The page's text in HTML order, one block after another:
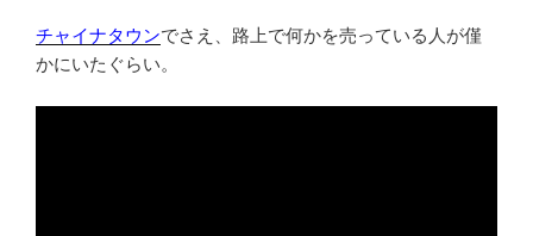
チャイナタウンでさえ、路上で何かを売っている人が僅
かにいたぐらい。